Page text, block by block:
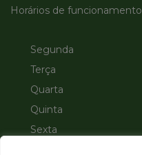
Horários de funcionamento
Segunda
Terça
Quarta
Quinta
Sexta